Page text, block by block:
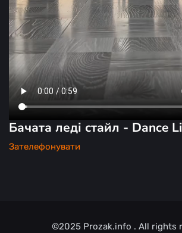
Бачата леді стайл - Dance
Зателефонувати
©2025 Prozak.info . All rights